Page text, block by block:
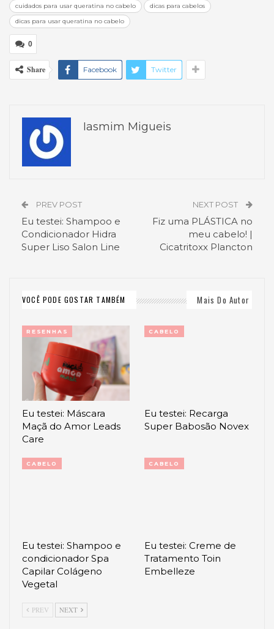
cuidados para usar queratina no cabelo
dicas para cabelos
dicas para usar queratina no cabelo
0
Share Facebook Twitter
Iasmim Migueis
PREV POST
Eu testei: Shampoo e
Condicionador Hidra
Super Liso Salon Line
NEXT POST
Fiz uma PLÁSTICA no
meu cabelo! |
Cicatritoxx Plancton
VOCÊ PODE GOSTAR TAMBÉM Mais Do Autor
RESENHAS
Eu testei: Máscara
Maçã do Amor Leads
Care
CABELO
Eu testei: Recarga
Super Babosão Novex
CABELO
Eu testei: Shampoo e
condicionador Spa
Capilar Colágeno
Vegetal
CABELO
Eu testei: Creme de
Tratamento Toin
Embelleze
PREV NEXT